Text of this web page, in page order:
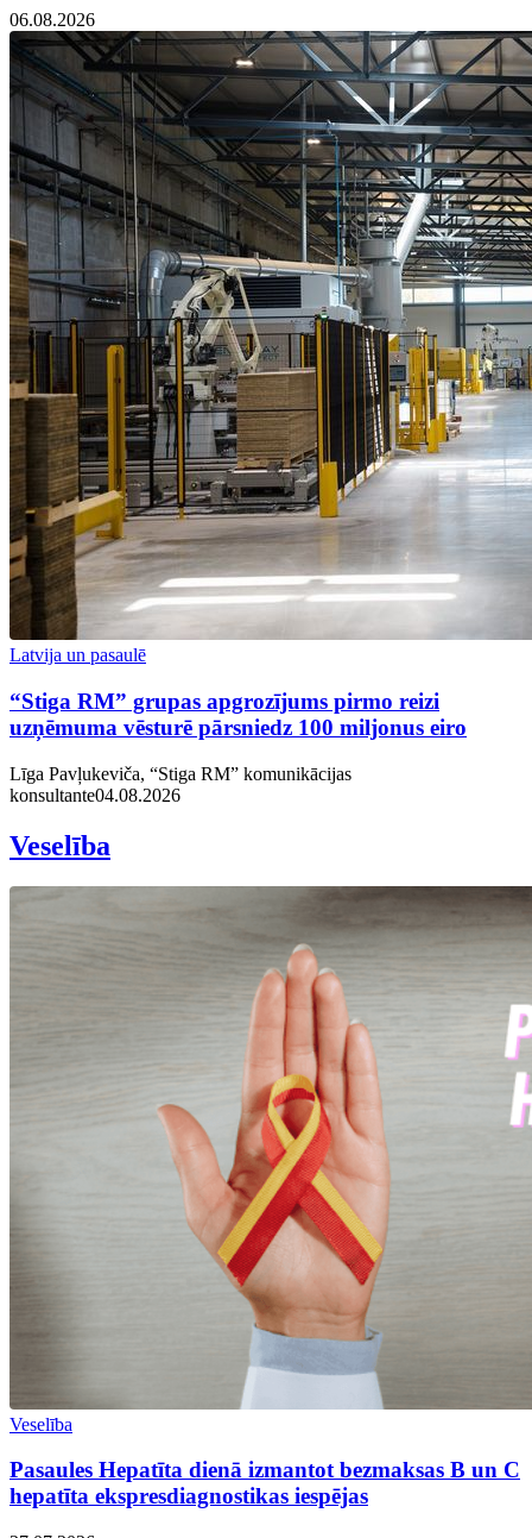
06.08.2026
Latvija un pasaulē
“Stiga RM” grupas apgrozījums pirmo reizi
uzņēmuma vēsturē pārsniedz 100 miljonus eiro
Līga Pavļukeviča, “Stiga RM” komunikācijas
konsultante04.08.2026
Veselība
Veselība
Pasaules Hepatīta dienā izmantot bezmaksas B un C
hepatīta ekspresdiagnostikas iespējas